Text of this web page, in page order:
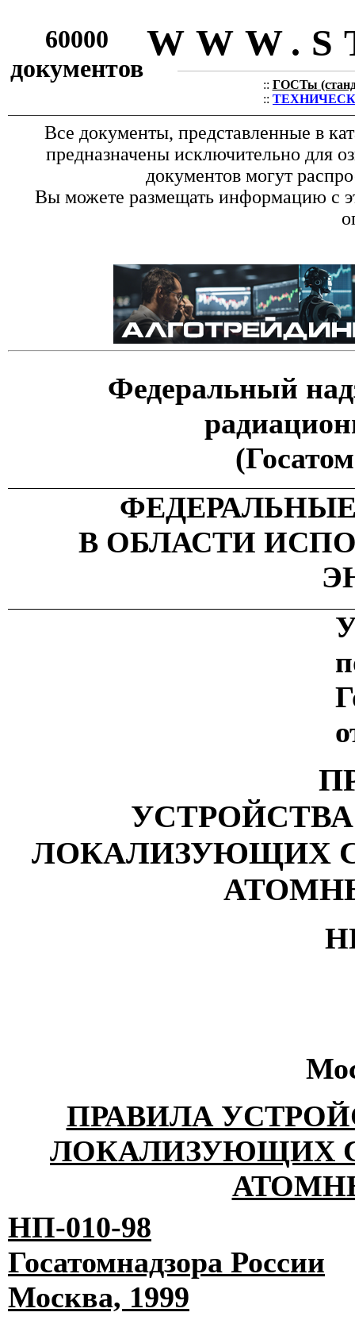
60000
документов
:: ГОСТы
::
Все документы, представленные в
предназначены исключительно для
документов могут
Вы можете размещать информацию с
Федеральный
В ОБЛАСТИ
ЛОКАЛИЗУЮЩИХ
ПРАВИЛА
ЛОКАЛИЗУЮЩИХ
НП-010-98
Госатомнадзора России
Москва, 1999